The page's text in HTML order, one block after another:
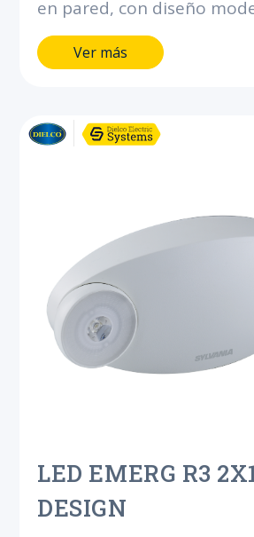
en pared, con diseño
robusto.Proyección
con batería integrada para
Ver más
LED EMERG R3
DESIGN